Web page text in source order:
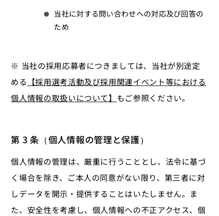
当社に対する問い合わせへの対応及び回答の
ため
※ 当社の採用応募者につきましては、当社が別途定
める 【採用選考活動及び採用関連イベント等における
個人情報の取扱いについて】 もご参照ください。
第 3 条（個人情報の管理と保護）
個人情報の管理は、厳重に行うこととし、法令に基づ
く場合を除き、ご本人の同意がない限り、第三者に対
しデータを開示・提供することはいたしません。ま
た、安全性を考慮し、個人情報への不正アクセス、個